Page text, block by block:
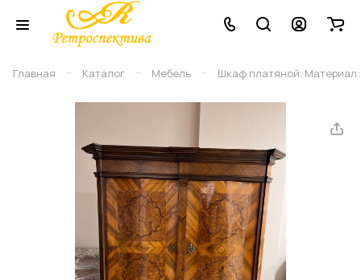
Главная – Каталог – Мебель – Шкаф платяной. Материал: